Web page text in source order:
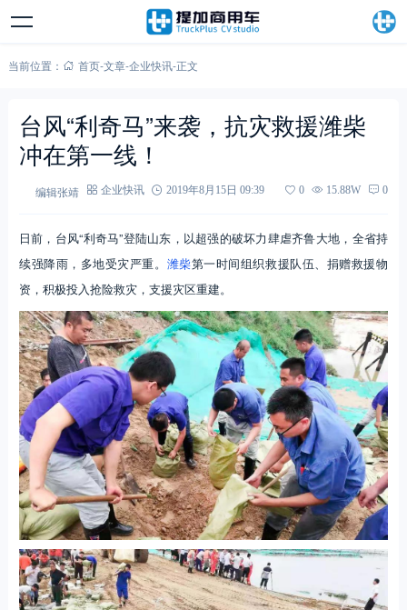
当前位置： 首页-文章-企业快讯-正文
台风“利奇马”来袭，抗灾救援潍柴
冲在第一线！
编辑张靖 企业快讯 2019年8月15日 09:39 0 15.88W 0
日前，台风“利奇马”登陆山东，以超强的破坏力肆虐齐鲁大地，全省持
续强降雨，多地受灾严重。 潍柴第一时间组织救援队伍、捐赠救援物
资，积极投入抢险救灾，支援灾区重建。